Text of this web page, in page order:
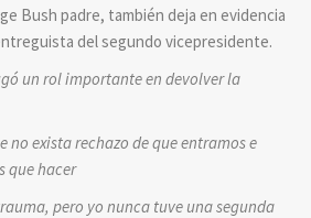
Bush padre, también deja en evidencia
del segundo vicepresidente.
un rol importante en devolver la
no exista rechazo de que entramos e
que hacer
pero yo nunca tuve una segunda